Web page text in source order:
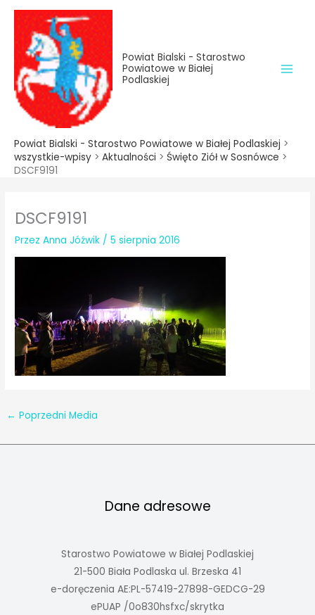
treści
Przejdź
treści
Powiat Bialski - Starostwo
Powiatowe w Białej
Podlaskiej
Powiat Bialski - Starostwo Powiatowe w Białej Podlaskiej >
wszystkie-wpisy > Aktualności > Święto Ziół w Sosnówce >
DSCF9191
DSCF9191
PrzezAnna Jóźwik /5 sierpnia 2016
← Poprzedni Media
Dane adresowe
Starostwo Powiatowe w Białej Podlaskiej
21-500 Biała Podlaska ul. Brzeska 41
e-doręczenia AE:PL-57419-27898-GEDCG-29
ePUAP /0o830hsfxc/skrytka